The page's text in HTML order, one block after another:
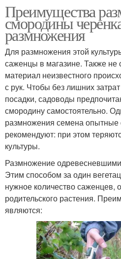
Преимущества
смородины
размножения
Для размножения этой
саженцы в магазине. Также не
материал неизвестного
с рук. Чтобы без лишних
посадки, садоводы
смородину самостоятельно.
размножения семена
рекомендуют: при этом
культуры.
Размножение
Этим способом за один
нужное количество саженцев,
родительского растения.
являются: